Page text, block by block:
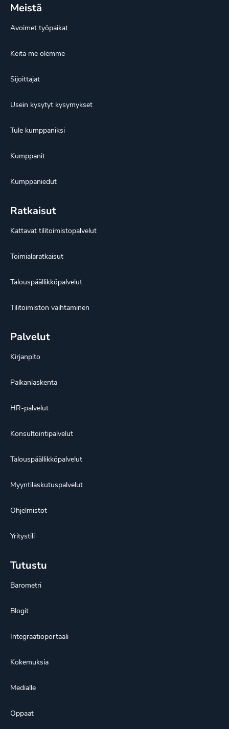
Meistä
Avoimet työpaikat
Keitä me olemme
Sijoittajat
Usein kysytyt kysymykset
Tule kumppaniksi
Kumppanit
Kumppaniedut
Ratkaisut
Kattavat tilitoimistopalvelut
Toimialaratkaisut
Talouspäällikköpalvelut
Tilitoimiston vaihtaminen
Palvelut
Kirjanpito
Palkanlaskenta
HR-palvelut
Konsultointipalvelut
Talouspäällikköpalvelut
Myyntilaskutuspalvelut
Ohjelmistot
Yritystili
Tutustu
Barometri
Blogit
Integraatioportaali
Kokemuksia
Medialle
Oppaat